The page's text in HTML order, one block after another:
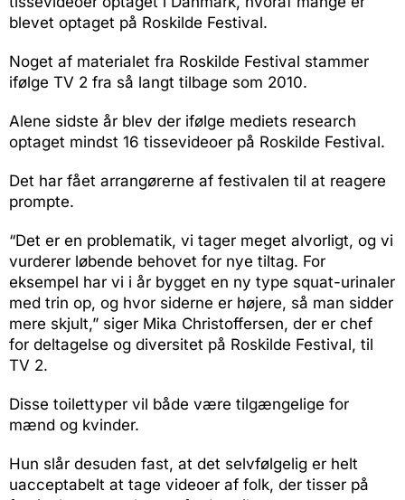
blevet optaget på Roskilde Festival.
Noget af materialet fra Roskilde Festival stammer
ifølge TV 2 fra så langt tilbage som 2010.
Alene sidste år blev der ifølge mediets research
optaget mindst 16 tissevideoer på Roskilde Festival.
Det har fået arrangørerne af festivalen til at reagere
prompte.
“Det er en problematik, vi tager meget alvorligt, og vi
vurderer løbende behovet for nye tiltag. For
eksempel har vi i år bygget en ny type squat-urinaler
med trin op, og hvor siderne er højere, så man sidder
mere skjult,” siger Mika Christoffersen, der er chef
for deltagelse og diversitet på Roskilde Festival, til
TV 2.
Disse toilettyper vil både være tilgængelige for
mænd og kvinder.
Hun slår desuden fast, at det selvfølgelig er helt
uacceptabelt at tage videoer af folk, der tisser på